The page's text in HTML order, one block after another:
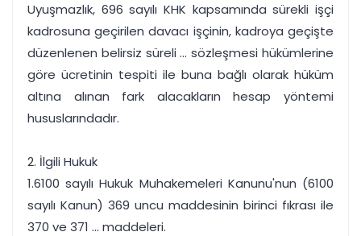
Uyuşmazlık, 696 sayılı KHK kapsamında sürekli işçi
kadrosuna geçirilen davacı işçinin, kadroya geçişte
düzenlenen belirsiz süreli ... sözleşmesi hükümlerine
göre ücretinin tespiti ile buna bağlı olarak hüküm
altına alınan fark alacakların hesap yöntemi
hususlarındadır.
2. İlgili Hukuk
1.6100 sayılı Hukuk Muhakemeleri Kanunu'nun (6100
sayılı Kanun) 369 uncu maddesinin birinci fıkrası ile
370 ve 371 ... maddeleri.